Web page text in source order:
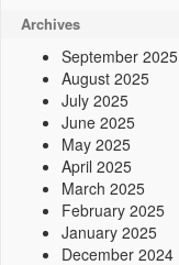
Archives
September 2025
August 2025
July 2025
June 2025
May 2025
April 2025
March 2025
February 2025
January 2025
December 2024